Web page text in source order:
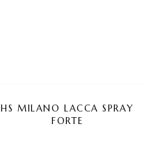
HS MILANO LACCA SPRAY
FORTE